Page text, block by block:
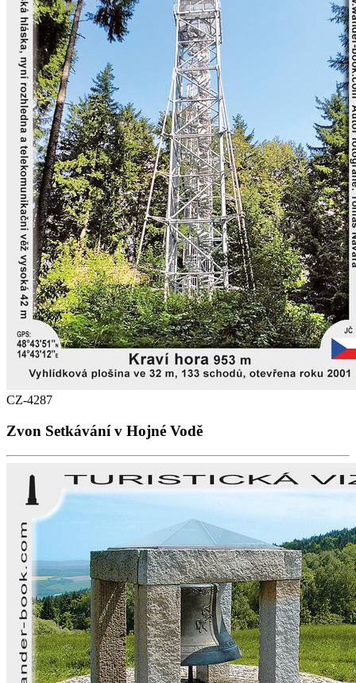
CZ-4287
Zvon Setkávání v Hojné Vodě